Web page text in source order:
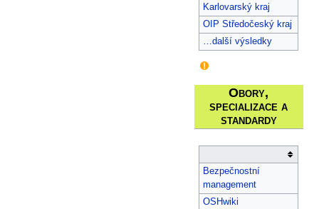
Karlovarský kraj
OIP Středočeský kraj
…další výsledky
Obory,
specializace a
standardy
Bezpečnostní
management
OSHwiki